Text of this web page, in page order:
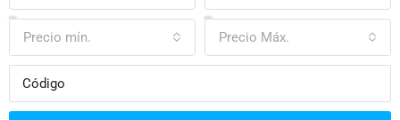
Precio mín. Precio Máx.